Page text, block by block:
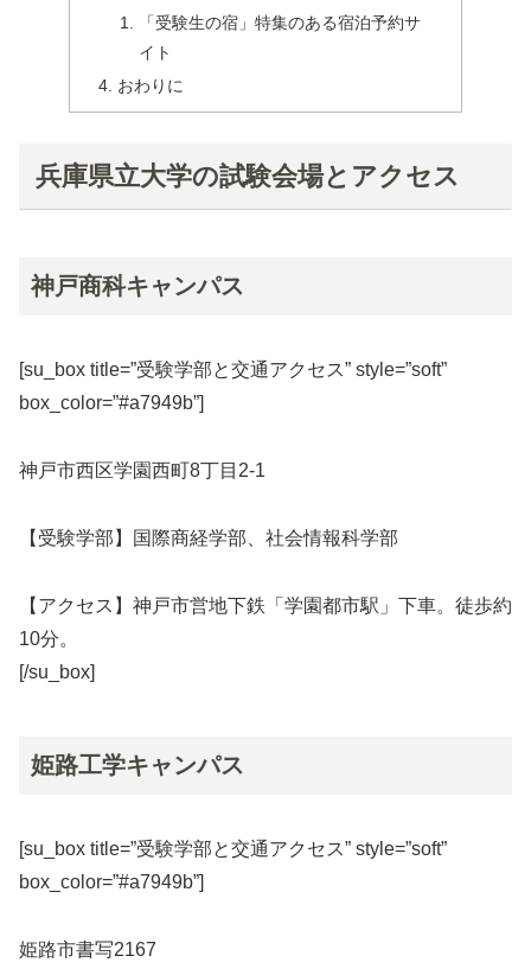
「受験生の宿」特集のある宿泊予約サ
イト
おわりに
兵庫県立大学の試験会場とアクセス
神戸商科キャンパス
[su_box title=”受験学部と交通アクセス” style=”soft”
box_color=”#a7949b”]
神戸市西区学園西町8丁目2-1
【受験学部】国際商経学部、社会情報科学部
【アクセス】神戸市営地下鉄「学園都市駅」下車。徒歩約
10分。
[/su_box]
姫路工学キャンパス
[su_box title=”受験学部と交通アクセス” style=”soft”
box_color=”#a7949b”]
姫路市書写2167